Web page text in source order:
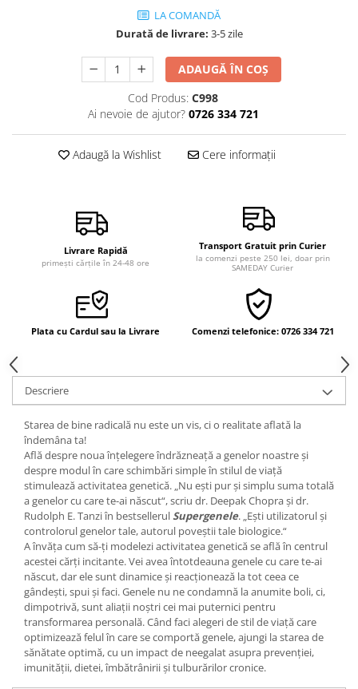
Seria Masaru Emoto
Îngeri
Vindecare spirituală
Viaţa de după moarte
Supă de pui pentru suflet
Yoga
Spiritualitate şi ştiinţă
Fără categorie
Cunoaștere
LA COMANDĂ
Durată de livrare: 3-5 zile
ADAUGĂ ÎN COȘ
Cod Produs: C998
Ai nevoie de ajutor? 0726 334 721
Adaugă la Wishlist Cere informații
Livrare Rapidă
primești cărțile în 24-48 ore
Transport Gratuit prin Curier
la comenzi peste 250 lei, doar prin
SAMEDAY Curier
Plata cu Cardul sau la Livrare Comenzi telefonice: 0726 334 721
Descriere
Starea de bine radicală nu este un vis, ci o realitate aflată la
îndemâna ta!
Află despre noua înțelegere îndrăzneață a genelor noastre și
despre modul în care schimbări simple în stilul de viață
stimulează activitatea genetică. „Nu ești pur și simplu suma totală
a genelor cu care te-ai născut“, scriu dr. Deepak Chopra și dr.
Rudolph E. Tanzi în bestsellerulSupergenele. „Ești utilizatorul și
controlorul genelor tale, autorul poveștii tale biologice.“
A învăța cum să-ți modelezi activitatea genetică se află în centrul
acestei cărți incitante. Vei avea întotdeauna genele cu care te-ai
născut, dar ele sunt dinamice și reacționează la tot ceea ce
gândești, spui și faci. Genele nu ne condamnă la anumite boli, ci,
dimpotrivă, sunt aliații noștri cei mai puternici pentru
transformarea personală. Când faci alegeri de stil de viață care
optimizează felul în care se comportă genele, ajungi la starea de
sănătate optimă, cu un impact de neegalat asupra prevenției,
imunității, dietei, îmbătrânirii și tulburărilor cronice.